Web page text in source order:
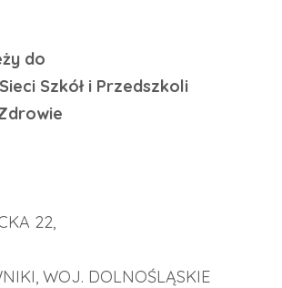
do
Szkół i Przedszkoli
22,
WOJ. DOLNOŚLĄSKIE